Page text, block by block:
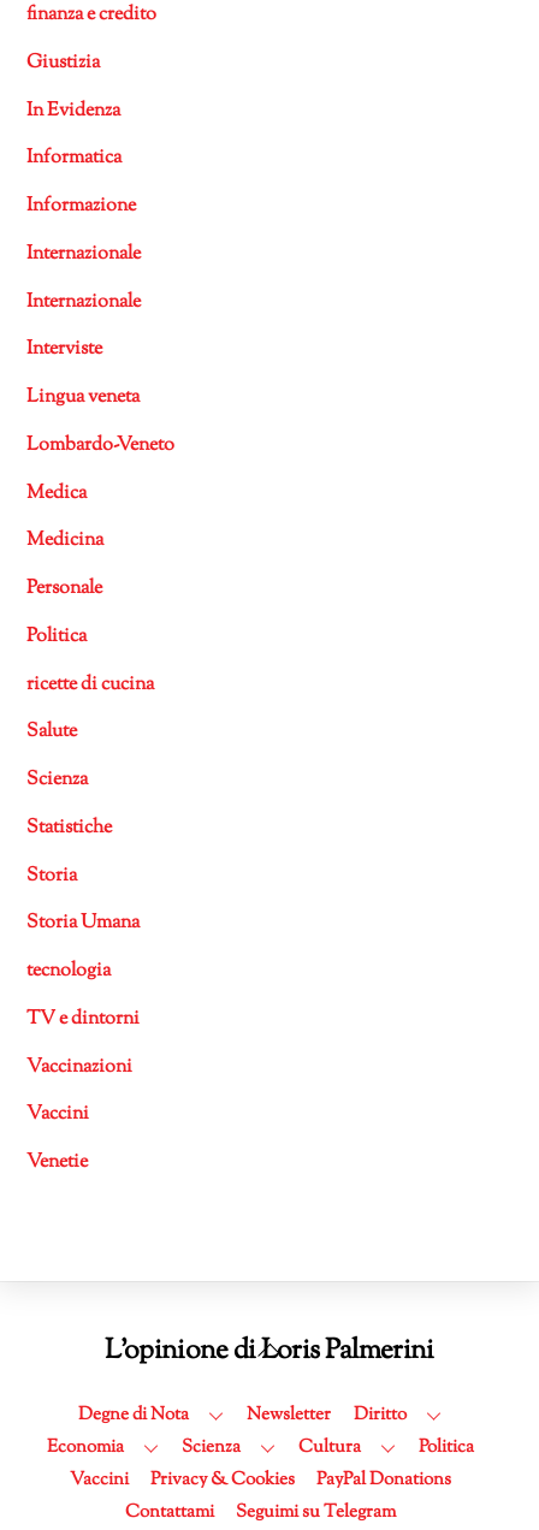
finanza e credito
Giustizia
In Evidenza
Informatica
Informazione
Internazionale
Internazionale
Interviste
Lingua veneta
Lombardo-Veneto
Medica
Medicina
Personale
Politica
ricette di cucina
Salute
Scienza
Statistiche
Storia
Storia Umana
tecnologia
TV e dintorni
Vaccinazioni
Vaccini
Venetie
Back
Top
L'opinione di Loris Palmerini
Degne di Nota Newsletter
Diritto
Economia
Scienza Cultura
Politica
Vaccini
Privacy & Cookies
PayPal Donations
Contattami
Seguimi su Telegram